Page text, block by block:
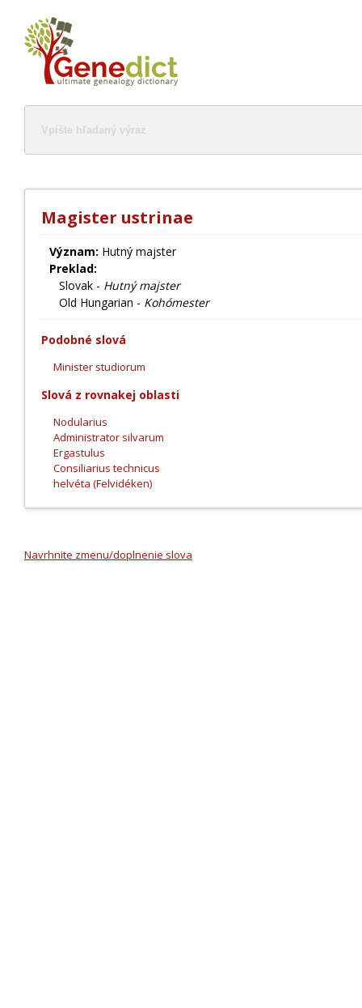
Magister ustrinae
Význam: Hutný majster
Preklad:
Slovak - Hutný majster
Old Hungarian - Kohómester
Podobné slová
Minister studiorum
Slová z rovnakej oblasti
Nodularius
Administrator silvarum
Ergastulus
Consiliarius technicus
helvéta (Felvidéken)
Navrhnite zmenu/doplnenie slova